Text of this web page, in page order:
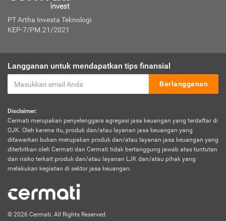
PT Artha Investa Teknologi
KEP-7/PM.21/2021
Langganan untuk mendapatkan tips finansial
Berlangganan
Disclaimer:
Cermati merupakan penyelenggara agregasi jasa keuangan yang terdaftar di
OJK. Oleh karena itu, produk dan/atau layanan jasa keuangan yang
ditawarkan bukan merupakan produk dan/atau layanan jasa keuangan yang
diterbitkan oleh Cermati dan Cermati tidak bertanggung jawab atas tuntutan
dan risiko terkait produk dan/atau layanan LJK dan/atau pihak yang
melakukan kegiatan di sektor jasa keuangan.
© 2026 Cermati. All Rights Reserved.